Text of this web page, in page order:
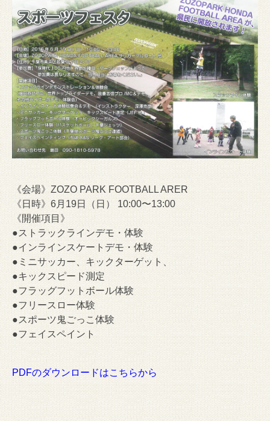
《会場》ZOZO PARK FOOTBALL ARER
《日時》6月19日（日） 10:00〜13:00
《開催項目》
●ストラックラインデモ・体験
●インラインスケートデモ・体験
●ミニサッカー、キックターゲット、
●キックスピード測定
●フラッグフットボール体験
●フリースロー体験
●スポーツ鬼ごっこ体験
●フェイスペイント
PDFのダウンロードはこちらから